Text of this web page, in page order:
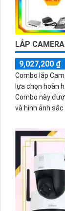
LẮP
9,027,200 ₫
Combo lắp
lựa chọn hoàn
Combo này
và hình ảnh